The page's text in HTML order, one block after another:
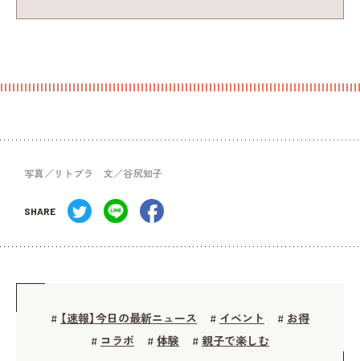
写真／リトプラ 文／谷尻知子
SHARE
# 【速報】今日の最新ニュース # イベント # お得
# コラボ # 体験 # 親子で楽しむ